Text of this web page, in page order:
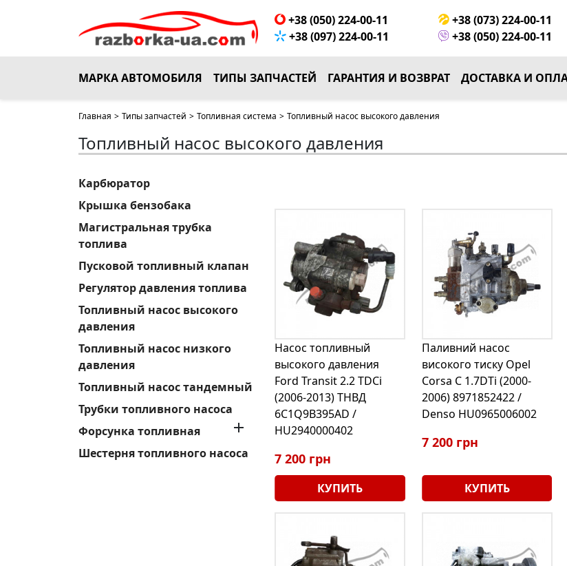
+38 (050) 224-00-11
+38 (073) 224-00-11
+38 (097) 224-00-11
+38 (050) 224-00-11
МАРКА АВТОМОБИЛЯ ТИПЫ ЗАПЧАСТЕЙ ГАРАНТИЯ И ВОЗВРАТ ДОСТАВКА И
Главная > Типы запчастей > Топливная система > Топливный насос высокого давления
Топливный насос высокого давления
Карбюратор
Крышка бензобака
Магистральная трубка
топлива
Пусковой топливный клапан
Регулятор давления топлива
Топливный насос высокого
давления
Топливный насос низкого
давления
Топливный насос тандемный
Трубки топливного насоса
Форсунка топливная

Шестерня топливного насоса
Насос топливный
высокого давления
Ford Transit 2.2 TDCi
(2006-2013) ТНВД
6C1Q9B395AD /
HU2940000402
7 200 грн
КУПИТЬ
Паливний насос
високого тиску Opel
Corsa С 1.7DTi (2000-
2006) 8971852422 /
Denso HU0965006002
7 200 грн
КУПИТЬ